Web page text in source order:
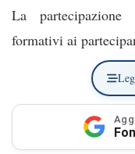
La
formativi ai